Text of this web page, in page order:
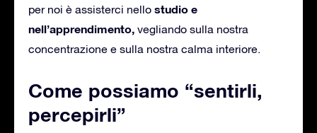
per noi è assisterci nello studio e
nell’apprendimento, vegliando sulla nostra
concentrazione e sulla nostra calma interiore.
Come possiamo “sentirli,
percepirli”